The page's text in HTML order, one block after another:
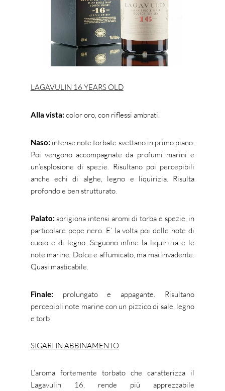
LAGAVULIN 16 YEARS OLD
Alla vista: color oro, con riflessi ambrati.
Naso: intense note torbate svettano in primo piano.
Poi vengono accompagnate da profumi marini e
un’esplosione di spezie. Risultano poi percepibili
anche echi di alghe, legno e liquirizia. Risulta
profondo e ben strutturato.
Palato: sprigiona intensi aromi di torba e spezie, in
particolare pepe nero. E’ la volta poi delle note di
cuoio e di legno. Seguono infine la liquirizia e le
note marine. Dolce e affumicato, ma mai invadente.
Quasi masticabile.
Finale: prolungato e appagante. Risultano
percepibli note marine con un pizzico di sale, legno
e torb
SIGARI IN ABBINAMENTO
L’aroma fortemente torbato che caratterizza il
Lagavulin 16, rende più apprezzabile